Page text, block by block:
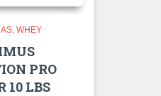
WHEY
PRO
10 LBS